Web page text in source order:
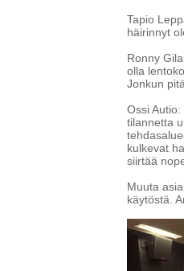
Tapio
häirinnyt
Ronny
olla
Jonkun
Ossi
tilannetta
kulkevat
siirtää
Muuta
käytöstä.